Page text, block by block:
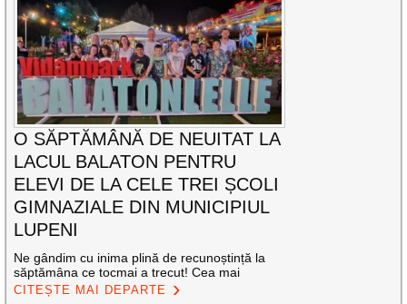
O SĂPTĂMÂNĂ DE NEUITAT LA
LACUL BALATON PENTRU
ELEVI DE LA CELE TREI ȘCOLI
GIMNAZIALE DIN MUNICIPIUL
LUPENI
Ne gândim cu inima plină de recunoștință la
săptămâna ce tocmai a trecut! Cea mai
CITEȘTE MAI DEPARTE